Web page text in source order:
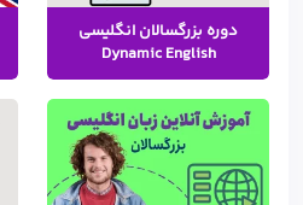
دوره بزرگسالان انگلیسی
Dynamic English